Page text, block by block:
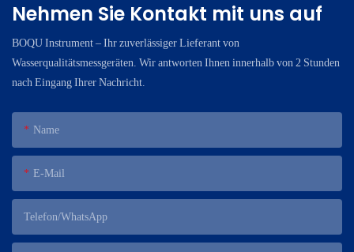
Nehmen Sie Kontakt mit uns auf
BOQU Instrument – ​​Ihr zuverlässiger Lieferant von
Wasserqualitätsmessgeräten. Wir antworten Ihnen innerhalb von 2 Stunden
nach Eingang Ihrer Nachricht.
Name
E-Mail
Telefon/WhatsApp